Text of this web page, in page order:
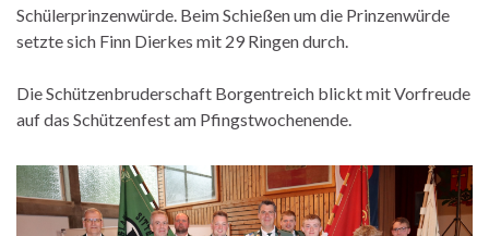
Schülerprinzenwürde. Beim Schießen um die Prinzenwürde
setzte sich Finn Dierkes mit 29 Ringen durch.
Die Schützenbruderschaft Borgentreich blickt mit Vorfreude
auf das Schützenfest am Pfingstwochenende.